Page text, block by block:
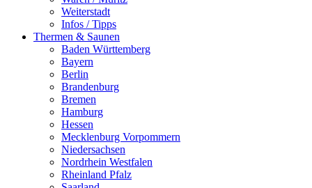
Weiterstadt
Infos / Tipps
Thermen & Saunen
Baden Württemberg
Bayern
Berlin
Brandenburg
Bremen
Hamburg
Hessen
Mecklenburg Vorpommern
Niedersachsen
Nordrhein Westfalen
Rheinland Pfalz